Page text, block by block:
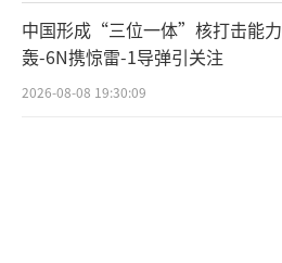
中国形成“三位一体”核打击能力
轰-6N携惊雷-1导弹引关注
2026-08-08 19:30:09